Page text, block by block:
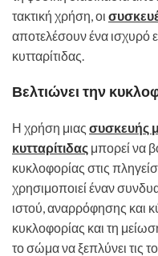
τακτική χρήση, οι
αποτελέσουν ένα ισχυρό
κυτταρίτιδας.
Βελτιώνει την
Η χρήση μιας συσκευής
κυτταρίτιδας μπορεί να
κυκλοφορίας στις
χρησιμοποιεί έναν
ιστού, αναρρόφησης και
κυκλοφορίας και τη
το σώμα να ξεπλύνει τις